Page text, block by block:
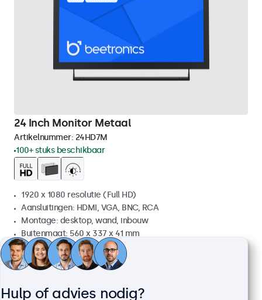
24 Inch Monitor Metaal
Artikelnummer: 24HD7M
100+ stuks beschikbaar
1920 x 1080 resolutie (Full HD)
Aansluitingen: HDMI, VGA, BNC, RCA
Montage: desktop, wand, inbouw
Buitenmaat: 560 x 337 x 41 mm
€ 499,00
€ 603,79 incl. btw
Bekijken
Hulp of advies nodig?